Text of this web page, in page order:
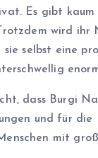
Es gibt
wird ihr
selbst eine
dass Burgi
und für die
mit